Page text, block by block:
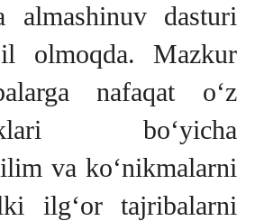
almashinuv dasturi
olmoqda. Mazkur
nafaqat o‘z
bo‘yicha
va ko‘nikmalarni
ilg‘or tajribalarni